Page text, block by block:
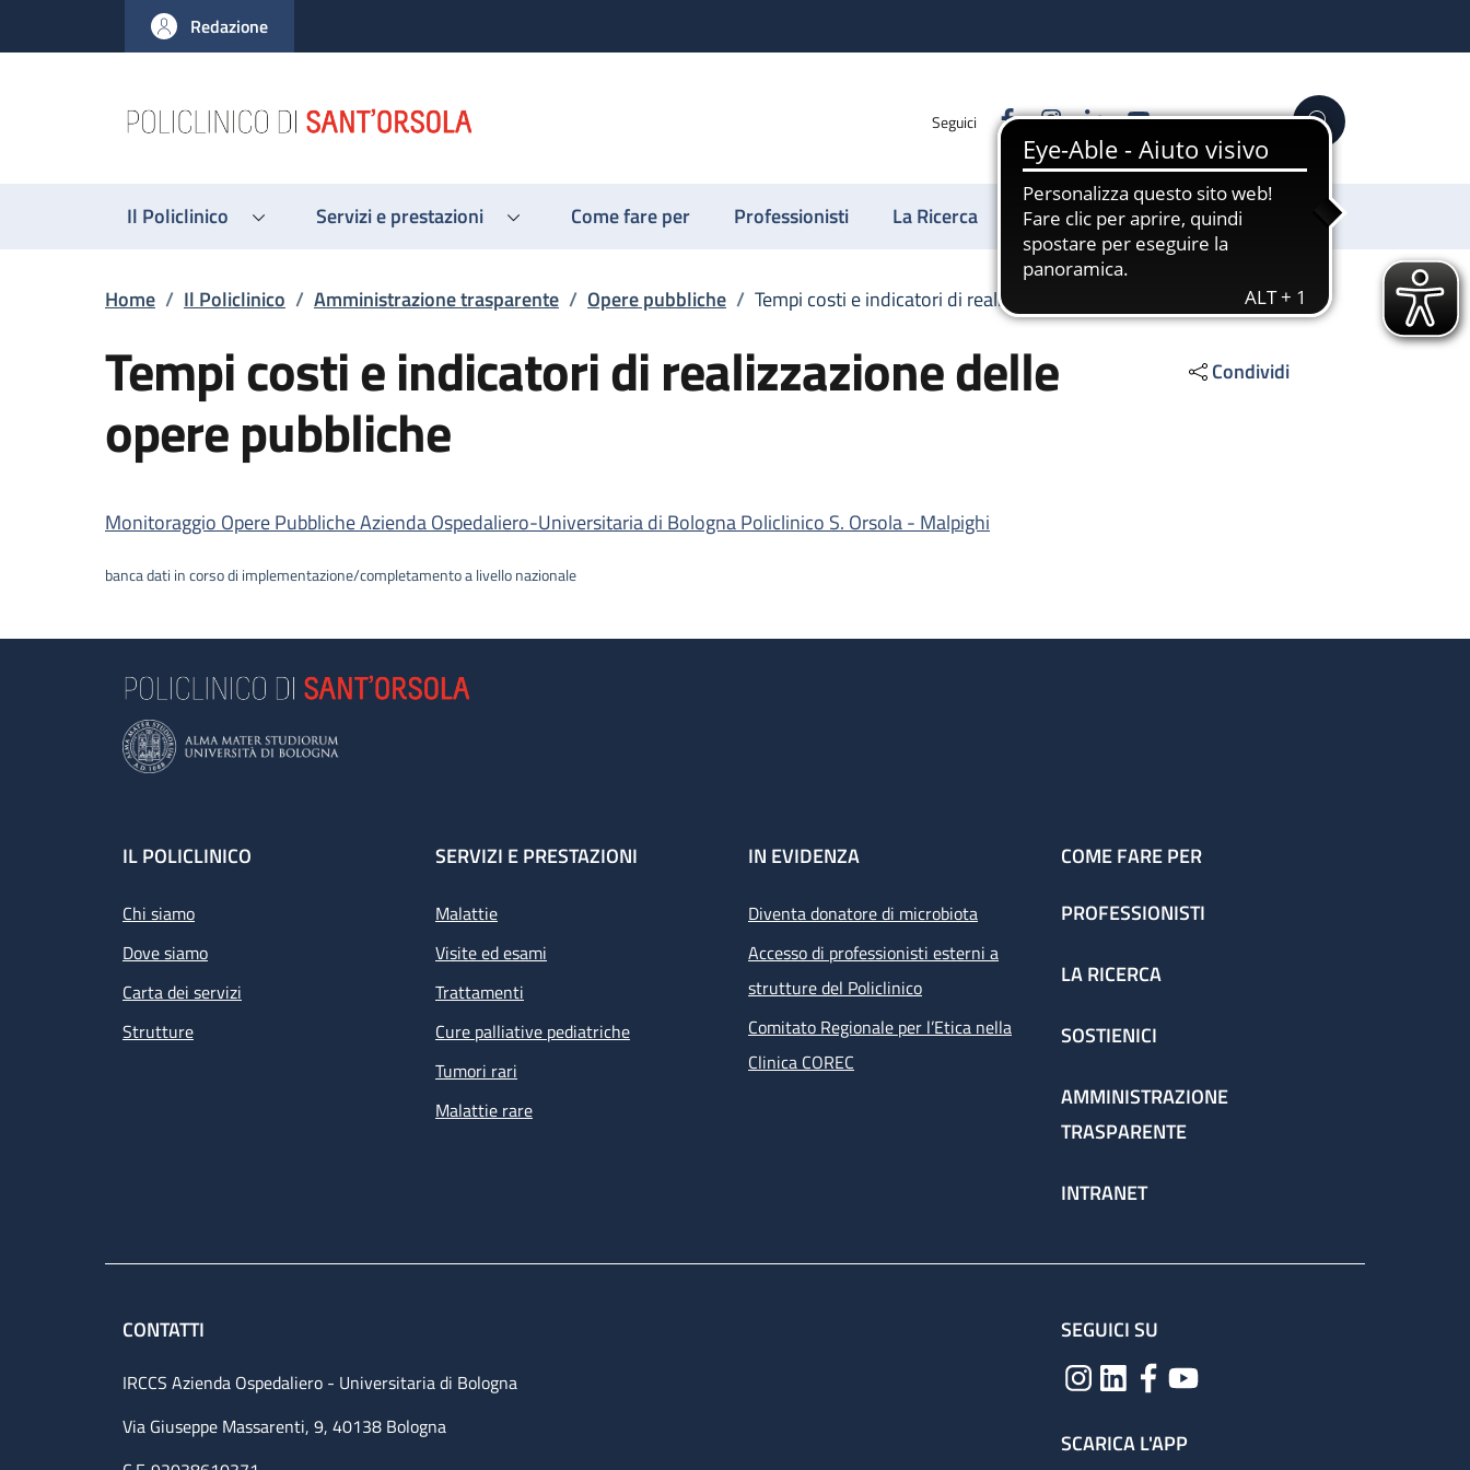
al contenuto principale
to footer content
Redazione
Seguici FacebookInstagram
LinkedinYouTube Cerca
Il Policlinico Servizi e prestazioni Come fare per Professionisti La Ricerca Sostienici
Briciole di pane
Home / Il Policlinico / Amministrazione trasparente / Opere pubbliche / Tempi costi e indicatori di realizzazione delle opere pubbliche
Tempi costi e indicatori di realizzazione delle
opere pubbliche
Condividi
Descrizione
Monitoraggio Opere Pubbliche Azienda Ospedaliero-Universitaria di Bologna Policlinico S. Orsola - Malpighi
banca dati in corso di implementazione/completamento a livello nazionale
Footer
IL POLICLINICO
Chi siamo
Dove siamo
Carta dei servizi
Strutture
SERVIZI E PRESTAZIONI
Malattie
Visite ed esami
Trattamenti
Cure palliative pediatriche
Tumori rari
Malattie rare
IN EVIDENZA
Diventa donatore di microbiota
Accesso di professionisti esterni a
strutture del Policlinico
Comitato Regionale per l’Etica nella
Clinica COREC
COME FARE PER
PROFESSIONISTI
LA RICERCA
SOSTIENICI
AMMINISTRAZIONE
TRASPARENTE
INTRANET
CONTATTI
IRCCS Azienda Ospedaliero - Universitaria di Bologna
Via Giuseppe Massarenti, 9, 40138 Bologna
SEGUICI SU
SCARICA L'APP